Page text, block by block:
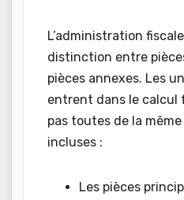
L’administration
distinction entre
pièces annexes. Les
entrent dans le calcul
pas toutes de la
incluses :
Les pièces